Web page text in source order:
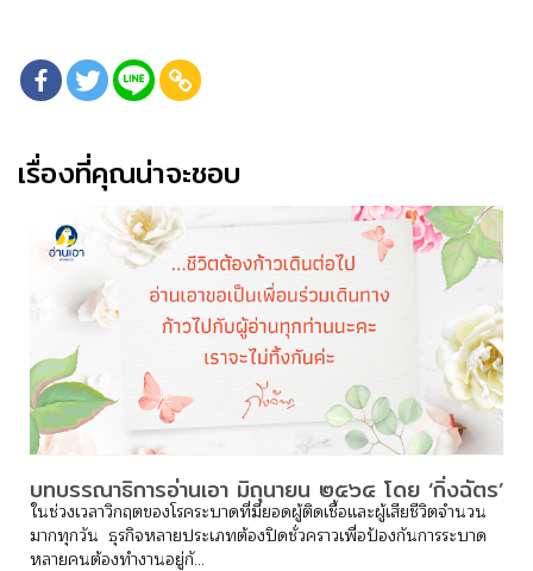
เรื่องที่คุณน่าจะชอบ
บทบรรณาธิการอ่านเอา มิถุนายน ๒๕๖๔ โดย ‘กิ่งฉัตร’
ในช่วงเวลาวิกฤตของโรคระบาดที่มียอดผู้ติดเชื้อและผู้เสียชีวิตจำนวน
มากทุกวัน ธุรกิจหลายประเภทต้องปิดชั่วคราวเพื่อป้องกันการระบาด
หลายคนต้องทำงานอยู่กั...